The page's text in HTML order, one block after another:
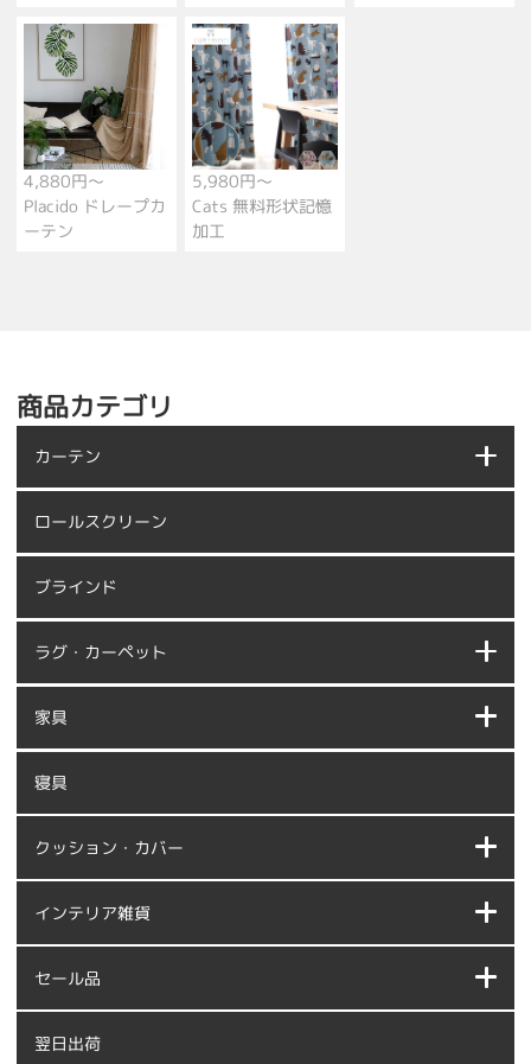
4,880円～
Placido ドレープカ
ーテン
5,980円～
Cats 無料形状記憶
加工
商品カテゴリ
カーテン
ロールスクリーン
ブラインド
ラグ・カーペット
家具
寝具
クッション・カバー
インテリア雑貨
セール品
翌日出荷